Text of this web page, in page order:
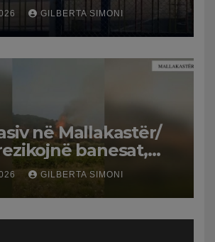
GILBERTA SIMONI
në Mallakastër/
banesat,
disa familje
GILBERTA SIMONI